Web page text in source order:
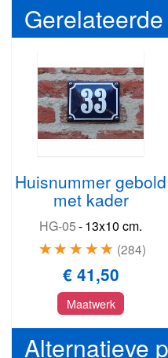
Huisnummer gebold
met kader
HG-05-13x10 cm.
284
€ 41,50
Maatwerk
Alternatieve